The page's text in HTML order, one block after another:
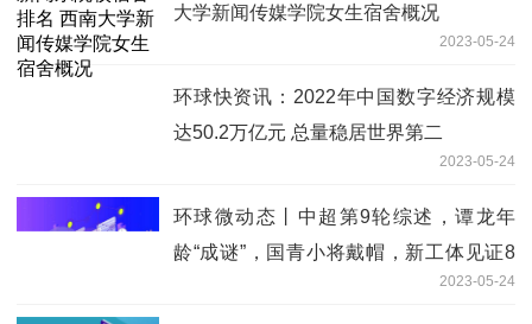
大学新闻传媒学院女生宿舍概况
2023-05-24
环球快资讯：2022年中国数字经济规模
达50.2万亿元 总量稳居世界第二
2023-05-24
环球微动态丨中超第9轮综述，谭龙年
龄“成谜”，国青小将戴帽，新工体见证8
2023-05-24